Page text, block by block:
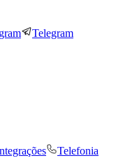
Telegram
Telefonia